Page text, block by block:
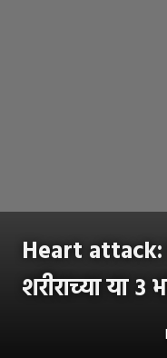
Heart attack:
शरीराच्या या ३